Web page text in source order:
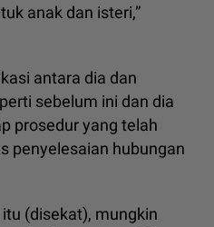
anak dan isteri,”
antara dia dan
sebelum ini dan dia
prosedur yang telah
penyelesaian hubungan
(disekat), mungkin